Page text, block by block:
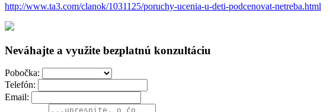
http://www.ta3.com/clanok/1031125/poruchy-ucenia-u-deti-podcenovat-netreba.html
Neváhajte a využite bezplatnú konzultáciu
Pobočka:
Telefón:
Email: